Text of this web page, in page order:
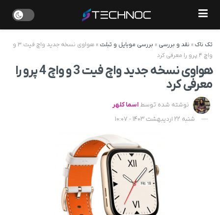
تک ناک» نقد و بررسی » بررسی موبایل و تبلت »
هواوی نسخه جدید واچ فیت ۳ و
واچ ۴ پرو را معرفی کرد
هواوی نسخه جدید واچ فیت 3 و واچ 4 پرو را
معرفی کرد
نوشته شده توسط اسما کلهر
شنبه 22 اردیبهشت 1403 - 10:07